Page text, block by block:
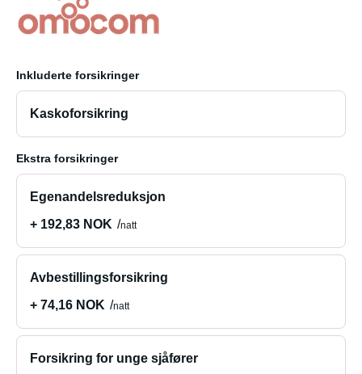
Inkluderte forsikringer
Kaskoforsikring
Ekstra forsikringer
Egenandelsreduksjon
+ 192,83 NOK
natt
Avbestillingsforsikring
+ 74,16 NOK
natt
Forsikring for unge sjåfører